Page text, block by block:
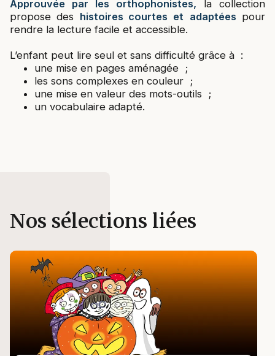
Approuvée par les orthophonistes, la collection
propose des histoires courtes et adaptées pour
rendre la lecture facile et accessible.
L’enfant peut lire seul et sans difficulté grâce à :
une mise en pages aménagée ;
les sons complexes en couleur ;
une mise en valeur des mots-outils ;
un vocabulaire adapté.
Nos sélections liées